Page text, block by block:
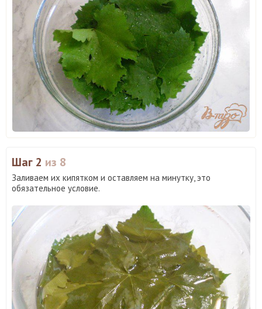
Шаг 2 из 8
Заливаем их кипятком и оставляем на минутку, это
обязательное условие.